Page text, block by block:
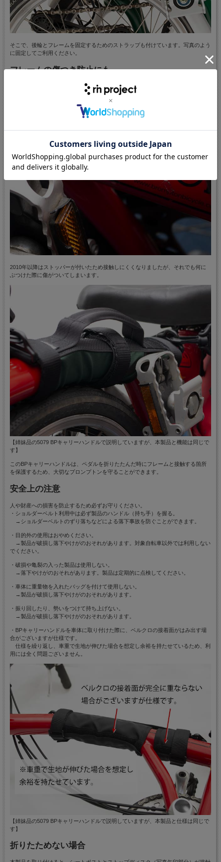
そこで、後輪とフレームを固定するためのストラップも付けています。写真のよう
に固定してご利用ください。
フレームの傷つき防止にも
2009年頃までのブロンプトンは、左側のペダルを畳むとフレームと接触しやす
く、トップチューブに傷が付きやすかったのです。
2010年以降はストッパーが付いたため接触しにくくなりましたが、それでも何に
ぶつけた際に傷がついてしまいます。
【姉妹品の5079 BPキャリーハンドルで説明していますが、本製品と機能は同じで
す】
このBPキャリーハンドルは、ペダルを折りたたんだ時にフレームと接触する箇所
を保護するため、大切なブロンプトンを守ることができます。
安全上の注意
人や財産への損害を防止するため必ずお守りください。
・ショルダーベルト利用中は必ず製品のハンドル（持ち手）を握る。
→ショルダーベルトのずり落ちなどによる落下事故を防ぐことができます。
・目的外の使用はおやめください。
→製品が破損し落下やけがのおそれがあります。対象自転車以外では利用しない
でください。
・破損や亀裂の入った製品は使用しない。
→落下やけがのおそれがあります。製品は定期的に点検してください。
・車体に重量物を入れたバッグを付けて使用しない。
→製品が破損し落下やけがのおそれがあります。
・振り回したり、勢いをつけて持ち上げない。
→製品が破損し落下やけがのおそれがあります。
・BPキャリーハンドルを車体に取り付けた際に、ベルクロの接着面がはみ出す場
合がございますが仕様です。
仕様を繰り返し、車重で生地が伸びた場合を想定し余裕を持たせているため、利
用には全く問題ございません。
【姉妹品の5079 BPキャリーハンドルで説明していますが、本製品と仕様は同じで
す】
折りたためない場合